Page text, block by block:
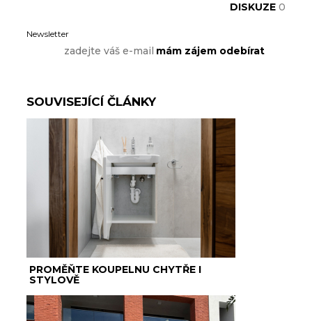
DISKUZE 0
Newsletter
SOUVISEJÍCÍ ČLÁNKY
PROMĚŇTE KOUPELNU CHYTŘE I
STYLOVĚ